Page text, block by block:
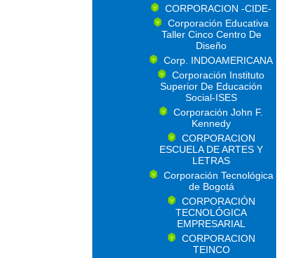
CORPORACION -CIDE-
Corporación Educativa
Taller Cinco Centro De
Diseño
Corp. INDOAMERICANA
Corporación Instituto
Superior De Educación
Social-ISES
Corporación John F.
Kennedy
CORPORACION
ESCUELA DE ARTES Y
LETRAS
Corporación Tecnológica
de Bogotá
CORPORACIÓN
TECNOLÓGICA
EMPRESARIAL
CORPORACION
TEINCO